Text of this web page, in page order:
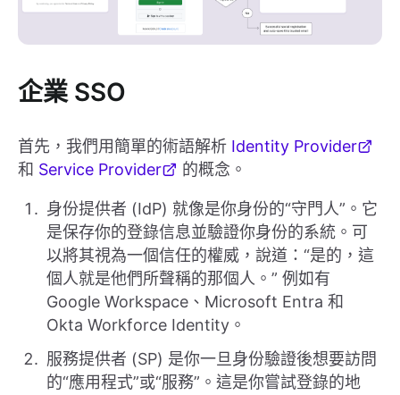
企業 SSO
首先，我們用簡單的術語解析 Identity Provider
和 Service Provider 的概念。
身份提供者 (IdP) 就像是你身份的“守門人”。它
是保存你的登錄信息並驗證你身份的系統。可
以將其視為一個信任的權威，說道：“是的，這
個人就是他們所聲稱的那個人。” 例如有
Google Workspace、Microsoft Entra 和
Okta Workforce Identity。
服務提供者 (SP) 是你一旦身份驗證後想要訪問
的“應用程式”或“服務”。這是你嘗試登錄的地